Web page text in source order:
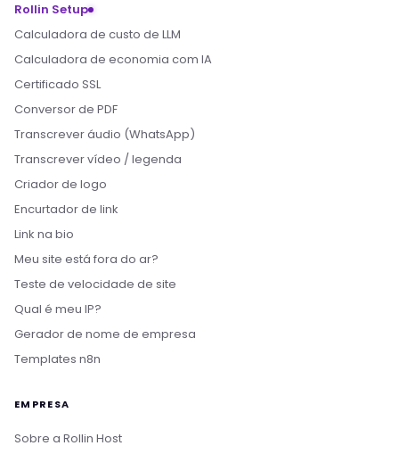
Rollin Setup
Calculadora de custo de LLM
Calculadora de economia com IA
Certificado SSL
Conversor de PDF
Transcrever áudio (WhatsApp)
Transcrever vídeo / legenda
Criador de logo
Encurtador de link
Link na bio
Meu site está fora do ar?
Teste de velocidade de site
Qual é meu IP?
Gerador de nome de empresa
Templates n8n
EMPRESA
Sobre a Rollin Host